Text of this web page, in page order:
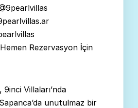
Rezervasyon İçin
Villaları’nda
unutulmaz bir